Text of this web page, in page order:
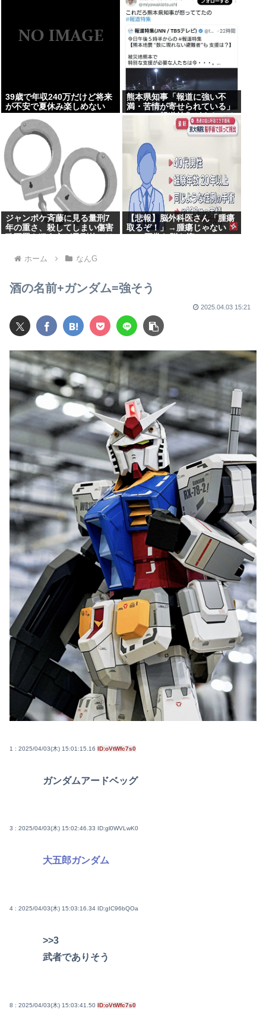
39歳で年収240万だけど将来
が不安で夏休み楽しめない
熊本県知事「報道に強い不
満・苦情が寄せられている」
→TBSの報道特集がまさにそ
ジャンポケ斉藤に見る量刑7
年の重さ、殺してしまい傷害
致死罪を狙う方が量刑的には
【悲報】脳外科医さん「腫瘍
取るぞ！」→腫瘍じゃない
×2→正常な脳を摘
ホーム
なんG
酒の名前+ガンダム=強そう
2025.04.03 15:21
1 : 2025/04/03(木) 15:01:15.16 ID:oVtWfc7s0
ガンダムアードベッグ
3 : 2025/04/03(木) 15:02:46.33 ID:gl0WVLwK0
大五郎ガンダム
4 : 2025/04/03(木) 15:03:16.34 ID:gIC96bQOa
>>3
武者でありそう
8 : 2025/04/03(木) 15:03:41.50 ID:oVtWfc7s0